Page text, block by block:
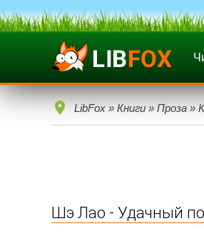
LibFox » Книги » Проза »
Шэ Лао - Удачный